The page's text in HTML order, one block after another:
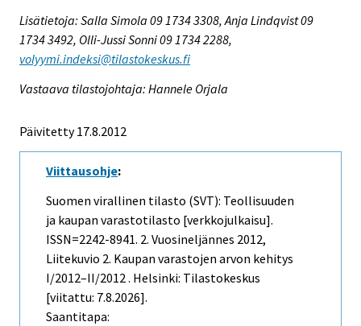
Lisätietoja: Salla Simola 09 1734 3308, Anja Lindqvist 09
1734 3492, Olli-Jussi Sonni 09 1734 2288,
volyymi.indeksi@tilastokeskus.fi
Vastaava tilastojohtaja: Hannele Orjala
Päivitetty 17.8.2012
Viittausohje:
Suomen virallinen tilasto (SVT): Teollisuuden
ja kaupan varastotilasto [verkkojulkaisu].
ISSN=2242-8941. 2. Vuosineljännes 2012,
Liitekuvio 2. Kaupan varastojen arvon kehitys
I/2012–II/2012 . Helsinki: Tilastokeskus
[viitattu: 7.8.2026].
Saantitapa: